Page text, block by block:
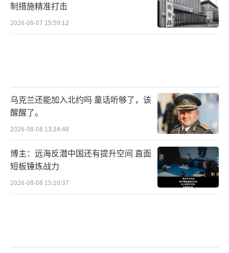
制措施精准打击
2026-08-07 15:59:12
乌克兰还能加入北约吗 童话听够了，该
醒醒了。
2026-08-08 13:24:48
博主：远海反潜中国还有提升空间 直面
短板锤炼战力
2026-08-08 15:10:37